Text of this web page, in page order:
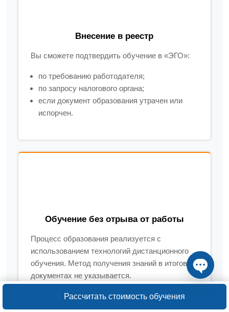
Внесение в реестр
Вы сможете подтвердить обучение в «ЭГО»:
по требованию работодателя;
по запросу налогового органа;
если документ образования утрачен или
испорчен.
Обучение без отрыва от работы
Процесс образования реализуется с
использованием технологий дистанционного
обучения. Метод получения знаний в итоговых
документах не указывается.
Open
Рассчитать стоимость обучения